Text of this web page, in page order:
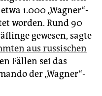
1.000 „Wagner“-
worden. Rund 90
gewesen, sagte
aus russischen
Fällen sei das
der „Wagner“-